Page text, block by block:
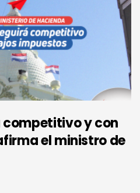
y con
el ministro de